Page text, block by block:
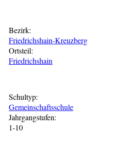
Bezirk:
Friedrichshain-Kreuzberg
Ortsteil:
Friedrichshain
Schultyp:
Gemeinschaftsschule
Jahrgangstufen:
1-10